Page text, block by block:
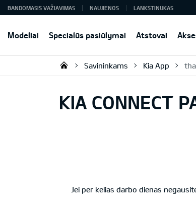
Modeliai Specialūs pasiūlymai Atstovai
BANDOMASIS VAŽIAVIMAS NAUJIENOS LANKSTINUKAS
KIA AUTO AS
Savininkams Kia App
KIA CONNECT
Jei per kelias darbo dienas